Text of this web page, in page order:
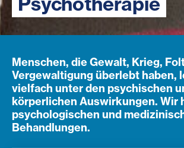
Menschen, die Gewalt, Krieg,
Vergewaltigung überlebt haben,
vielfach unter den psychischen
körperlichen Auswirkungen. Wir
psychologischen und
Behandlungen.